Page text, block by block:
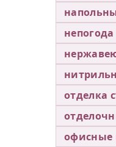
непогода
отделка
офисные